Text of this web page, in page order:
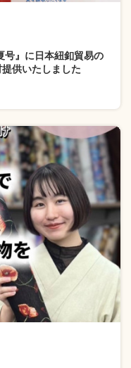
号』に日本紐釦貿易の
供いたしました